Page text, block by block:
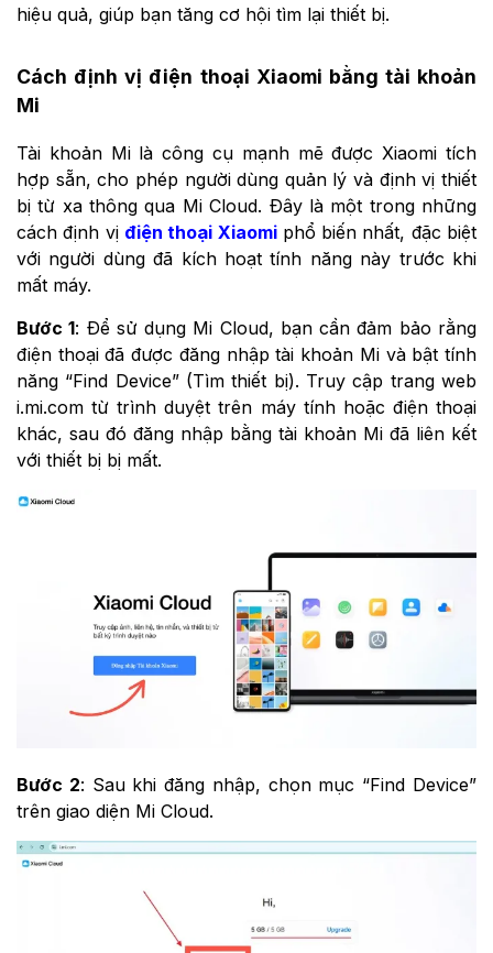
hiệu quả, giúp bạn tăng cơ hội tìm lại thiết bị.
Cách định vị điện thoại Xiaomi bằng tài khoản
Mi
Tài khoản Mi là công cụ mạnh mẽ được Xiaomi tích
hợp sẵn, cho phép người dùng quản lý và định vị thiết
bị từ xa thông qua Mi Cloud. Đây là một trong những
cách định vị điện thoại Xiaomiphổ biến nhất, đặc biệt
với người dùng đã kích hoạt tính năng này trước khi
mất máy.
Bước 1: Để sử dụng Mi Cloud, bạn cần đảm bảo rằng
điện thoại đã được đăng nhập tài khoản Mi và bật tính
năng “Find Device” (Tìm thiết bị). Truy cập trang web
i.mi.com từ trình duyệt trên máy tính hoặc điện thoại
khác, sau đó đăng nhập bằng tài khoản Mi đã liên kết
với thiết bị bị mất.
Bước 2: Sau khi đăng nhập, chọn mục “Find Device”
trên giao diện Mi Cloud.